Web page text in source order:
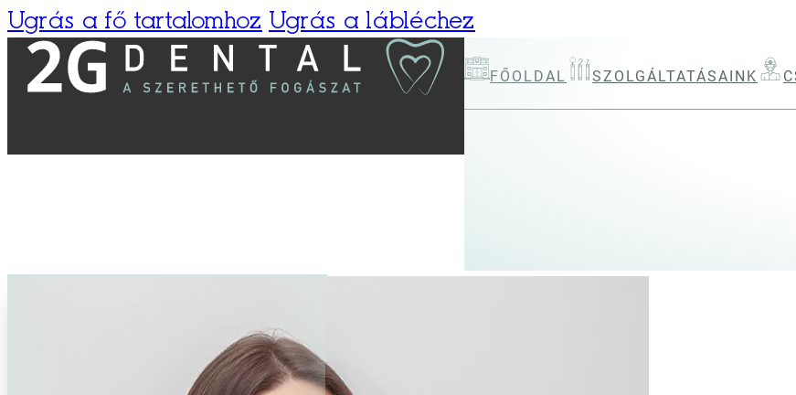
Ugrás a fő tartalomhoz Ugrás a lábléchez
FŐOLDAL SZOLGÁLTATÁSAINK